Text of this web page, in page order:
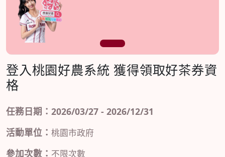
1
登入桃園好農系統 獲得領取好茶券資
格
任務日期：2026/03/27 - 2026/12/31
活動單位： 桃園市政府
參加次數： 不限次數